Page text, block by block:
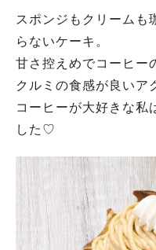
スポンジもクリームも
らないケーキ。
甘さ控えめでコーヒー
クルミの食感が良いア
コーヒーが大好きな私
した♡